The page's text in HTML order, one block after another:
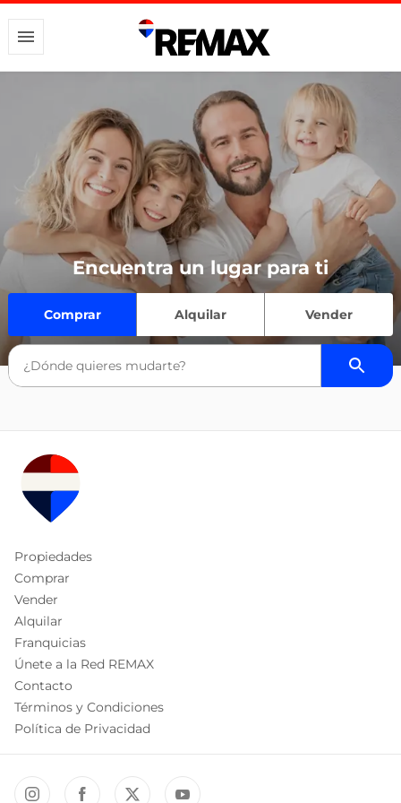
Encuentra un lugar para ti
Comprar Alquilar Vender
Propiedades
Comprar
Vender
Alquilar
Franquicias
Únete a la Red REMAX
Contacto
Términos y Condiciones
Política de Privacidad